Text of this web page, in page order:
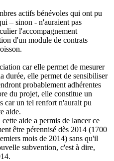
actifs bénévoles qui ont pu
– sinon - n'auraient pas
l'accompagnement
d'un module de contrats
car elle permet de mesurer
durée, elle permet de sensibiliser
probablement adhérentes
du projet, elle constitue un
car un tel renfort n'aurait pu
aide.
aide a permis de lancer ce
être pérennisé dès 2014 (1700
mois de 2014) sans qu'il
subvention, c'est à dire,